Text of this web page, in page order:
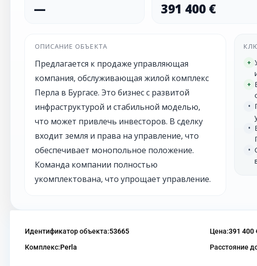
— 391 400 €
ОПИСАНИЕ ОБЪЕКТА
Предлагается к продаже управляющая
компания, обслуживающая жилой комплекс
Перла в Бургасе. Это бизнес с развитой
инфраструктурой и стабильной моделью,
что может привлечь инвесторов. В сделку
входит земля и права на управление, что
обеспечивает монопольное положение.
Команда компании полностью
укомплектована, что упрощает управление.
+
+
•
•
•
Идентификатор объекта:53665 Цена:391 400
Комплекс:Perla Расстояние